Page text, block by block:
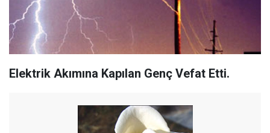
Elektrik Akımına Kapılan Genç Vefat Etti.